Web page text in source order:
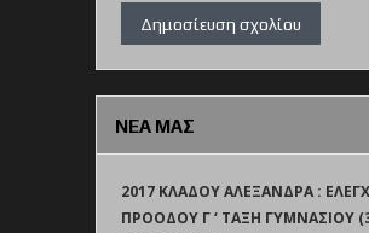
ΝΕΑ ΜΑΣ
2017 ΚΛΑΔΟΥ ΑΛΕΞΑΝΔΡΑ :
ΠΡΟΟΔΟΥ Γ ‘ ΤΑΞΗ ΓΥΜΝΑΣΙΟΥ